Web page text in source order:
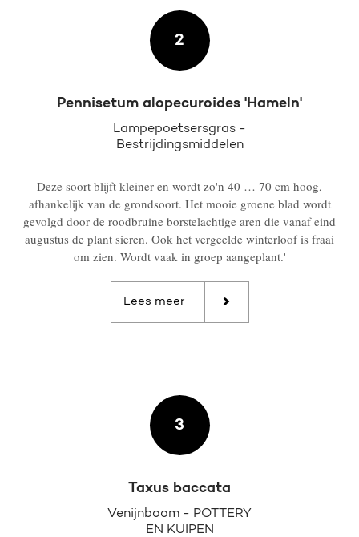
2
Pennisetum alopecuroides 'Hameln'
Lampepoetsersgras -
Bestrijdingsmiddelen
Deze soort blijft kleiner en wordt zo'n 40 … 70 cm hoog,
afhankelijk van de grondsoort. Het mooie groene blad wordt
gevolgd door de roodbruine borstelachtige aren die vanaf eind
augustus de plant sieren. Ook het vergeelde winterloof is fraai
om zien. Wordt vaak in groep aangeplant.'
Lees meer
3
Taxus baccata
Venijnboom - POTTERY
EN KUIPEN